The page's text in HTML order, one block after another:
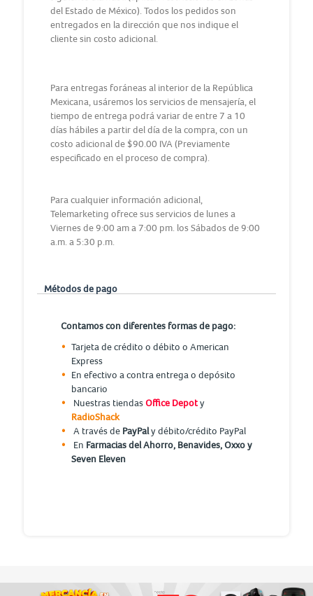
del Estado de México). Todos los pedidos son
entregados en la dirección que nos indique el
cliente sin costo adicional.
Para entregas foráneas al interior de la República
Mexicana, usáremos los servicios de mensajería, el
tiempo de entrega podrá variar de entre 7 a 10
días hábiles a partir del día de la compra, con un
costo adicional de $90.00 IVA (Previamente
especificado en el proceso de compra).
Para cualquier información adicional,
Telemarketing ofrece sus servicios de lunes a
Viernes de 9:00 am a 7:00 pm. los Sábados de 9:00
a.m. a 5:30 p.m.
Métodos de pago
Contamos con diferentes formas de pago:
Tarjeta de crédito o débito o American
Express
En efectivo a contra entrega o depósito
bancario
Nuestras tiendasOffice Depoty
RadioShack
A través de PayPaly débito/crédito PayPal
En Farmacias del Ahorro, Benavides, Oxxo y
Seven Eleven